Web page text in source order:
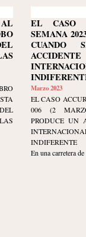
EL CASO
SEMANA
CUANDO
Marzo 2023
EL CASO
006 (2
PRODUCE UN
INDIFERENTE
En una carretera